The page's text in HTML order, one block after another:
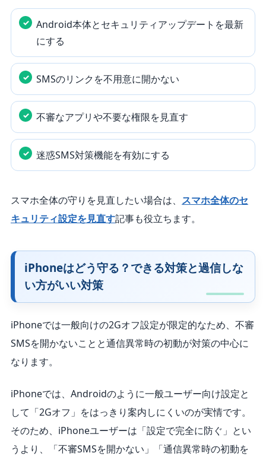
Android本体とセキュリティアップデートを最新
にする
SMSのリンクを不用意に開かない
不審なアプリや不要な権限を見直す
迷惑SMS対策機能を有効にする
スマホ全体の守りを見直したい場合は、 スマホ全体のセ
キュリティ設定を見直す記事も役立ちます。
iPhoneはどう守る？できる対策と過信しな
い方がいい対策
iPhoneでは一般向けの2Gオフ設定が限定的なため、不審
SMSを開かないことと通信異常時の初動が対策の中心に
なります。
iPhoneでは、Androidのように一般ユーザー向け設定と
して「2Gオフ」をはっきり案内しにくいのが実情です。
そのため、iPhoneユーザーは「設定で完全に防ぐ」とい
うより、「不審SMSを開かない」「通信異常時の初動を